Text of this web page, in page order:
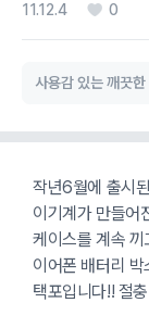
11.12.4 0
사용감 있는 깨끗한
작년6월에 출시
이기계가 만들어
케이스를 계속
이어폰 배터리
택포입니다!! 절